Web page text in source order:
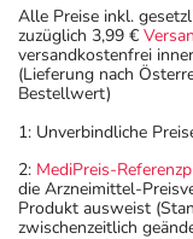
Alle Preise inkl.
zuzüglich 3,99 €
versandkostenfrei
(Lieferung nach
Bestellwert)
1: Unverbindliche
2: MediPreis-
die Arzneimittel-
Produkt ausweist
zwischenzeitlich